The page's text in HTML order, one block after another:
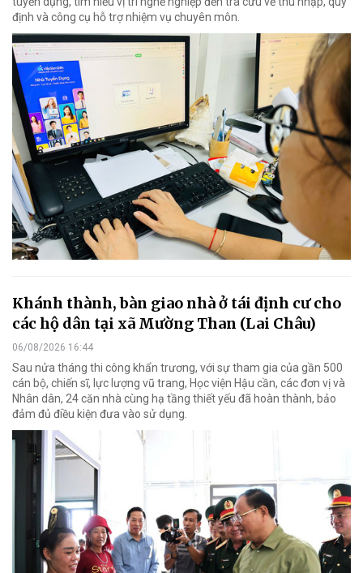
định và công cụ hỗ trợ nhiệm vụ chuyên môn.
Khánh thành, bàn giao nhà ở tái định cư cho
các hộ dân tại xã Mường Than (Lai Châu)
06/08/2026 16:44
Sau nửa tháng thi công khẩn trương, với sự tham gia của gần 500
cán bộ, chiến sĩ, lực lượng vũ trang, Học viện Hậu cần, các đơn vị và
Nhân dân, 24 căn nhà cùng hạ tầng thiết yếu đã hoàn thành, bảo
đảm đủ điều kiện đưa vào sử dụng.